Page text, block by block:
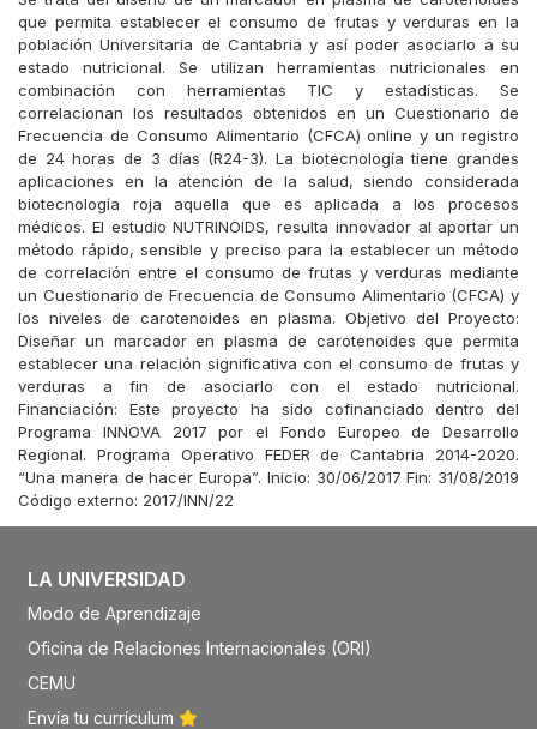
que permita establecer el consumo de frutas y verduras en la
población Universitaria de Cantabria y así poder asociarlo a su
estado nutricional. Se utilizan herramientas nutricionales en
combinación con herramientas TIC y estadísticas. Se
correlacionan los resultados obtenidos en un Cuestionario de
Frecuencia de Consumo Alimentario (CFCA) online y un registro
de 24 horas de 3 días (R24-3). La biotecnología tiene grandes
aplicaciones en la atención de la salud, siendo considerada
biotecnología roja aquella que es aplicada a los procesos
médicos. El estudio NUTRINOIDS, resulta innovador al aportar un
método rápido, sensible y preciso para la establecer un método
de correlación entre el consumo de frutas y verduras mediante
un Cuestionario de Frecuencia de Consumo Alimentario (CFCA) y
los niveles de carotenoides en plasma. Objetivo del Proyecto:
Diseñar un marcador en plasma de carotenoides que permita
establecer una relación significativa con el consumo de frutas y
verduras a fin de asociarlo con el estado nutricional.
Financiación: Este proyecto ha sido cofinanciado dentro del
Programa INNOVA 2017 por el Fondo Europeo de Desarrollo
Regional. Programa Operativo FEDER de Cantabria 2014-2020.
“Una manera de hacer Europa”. Inicio: 30/06/2017 Fin: 31/08/2019
Código externo: 2017/INN/22
LA UNIVERSIDAD
Modo de Aprendizaje
Oficina de Relaciones Internacionales (ORI)
CEMU
Envía tu currículum